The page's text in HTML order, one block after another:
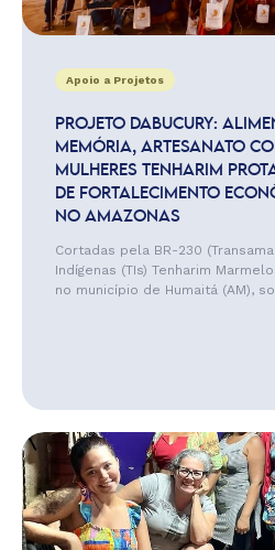
Apoio a Projetos
PROJETO DABUCURY:
MEMÓRIA, ARTESANATO
MULHERES TENHARIM
DE FORTALECIMENTO
NO AMAZONAS
Cortadas pela BR-230
Indígenas (TIs) Tenharim
no município de Humaitá (AM),